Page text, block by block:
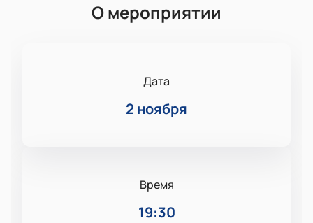
О мероприятии
Дата
2 ноября
Время
19:30